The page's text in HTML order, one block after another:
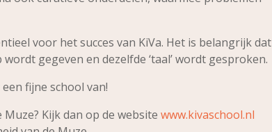
voor het succes van KiVa. Het is belangrijk dat
gegeven en dezelfde ‘taal’ wordt gesproken.
fijne school van!
Kijk dan op de website www.kivaschool.nl